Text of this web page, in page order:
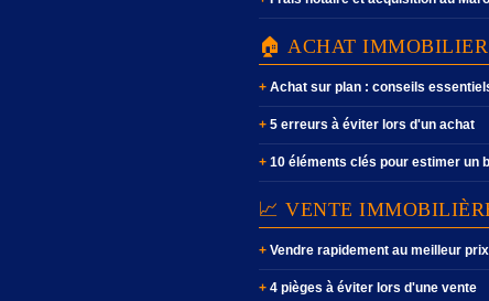
🏠 ACHAT IMMOBILIER
Achat sur plan : conseils
5 erreurs à éviter lors d'un achat
10 éléments clés pour estimer un
📈 VENTE
Vendre rapidement au meilleur prix
4 pièges à éviter lors d'une vente